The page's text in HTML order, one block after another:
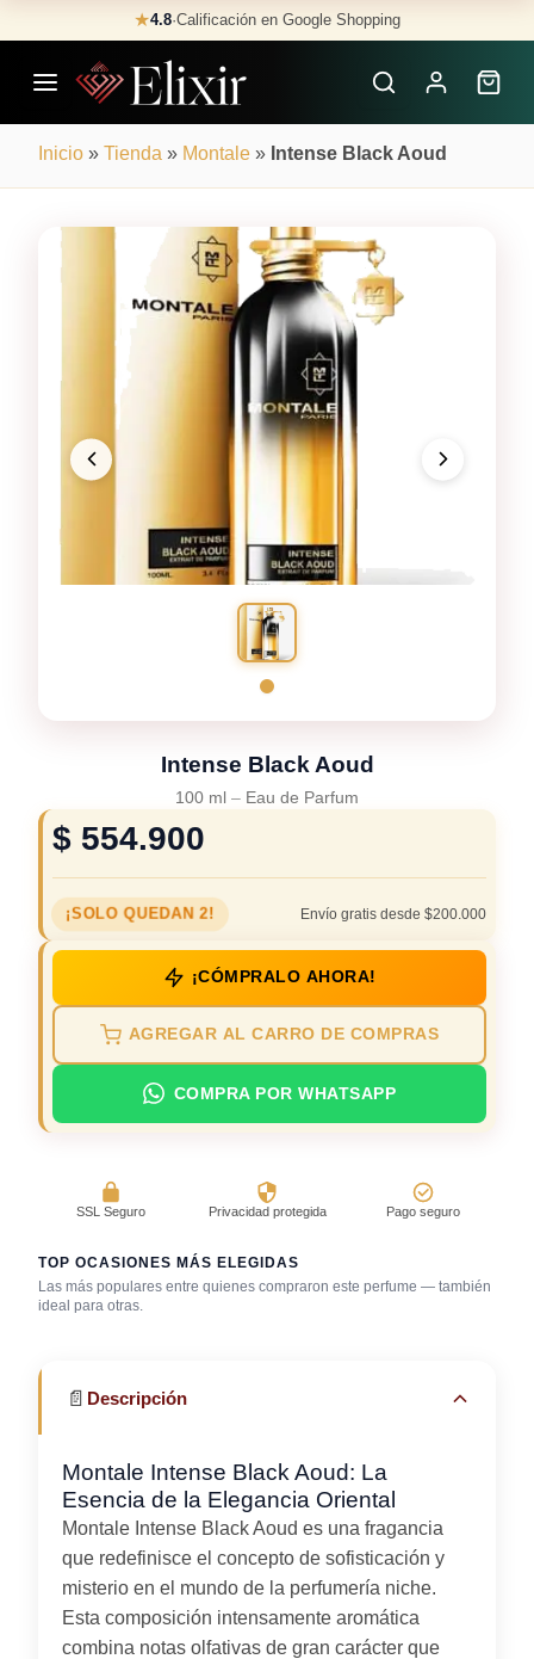
to
content
★4.8·Calificación en Google Shopping
Inicio » Tienda » Montale » Intense Black Aoud
Intense Black Aoud
100 ml – Eau de Parfum
$ 554.900
¡SOLO QUEDAN 2! Envío gratis desde $200.000
¡CÓMPRALO AHORA!
AGREGAR AL CARRO DE COMPRAS
COMPRA POR WHATSAPP
SSL Seguro Privacidad protegida Pago seguro
TOP OCASIONES MÁS ELEGIDAS
Las más populares entre quienes compraron este perfume — también
ideal para otras.
Bar / cocteles
Reuniones
📄 Descripción
Montale Intense Black Aoud: La
Esencia de la Elegancia Oriental
Montale Intense Black Aoud es una fragancia
que redefinisce el concepto de sofisticación y
misterio en el mundo de la perfumería niche.
Esta composición intensamente aromática
combina notas olfativas de gran carácter que